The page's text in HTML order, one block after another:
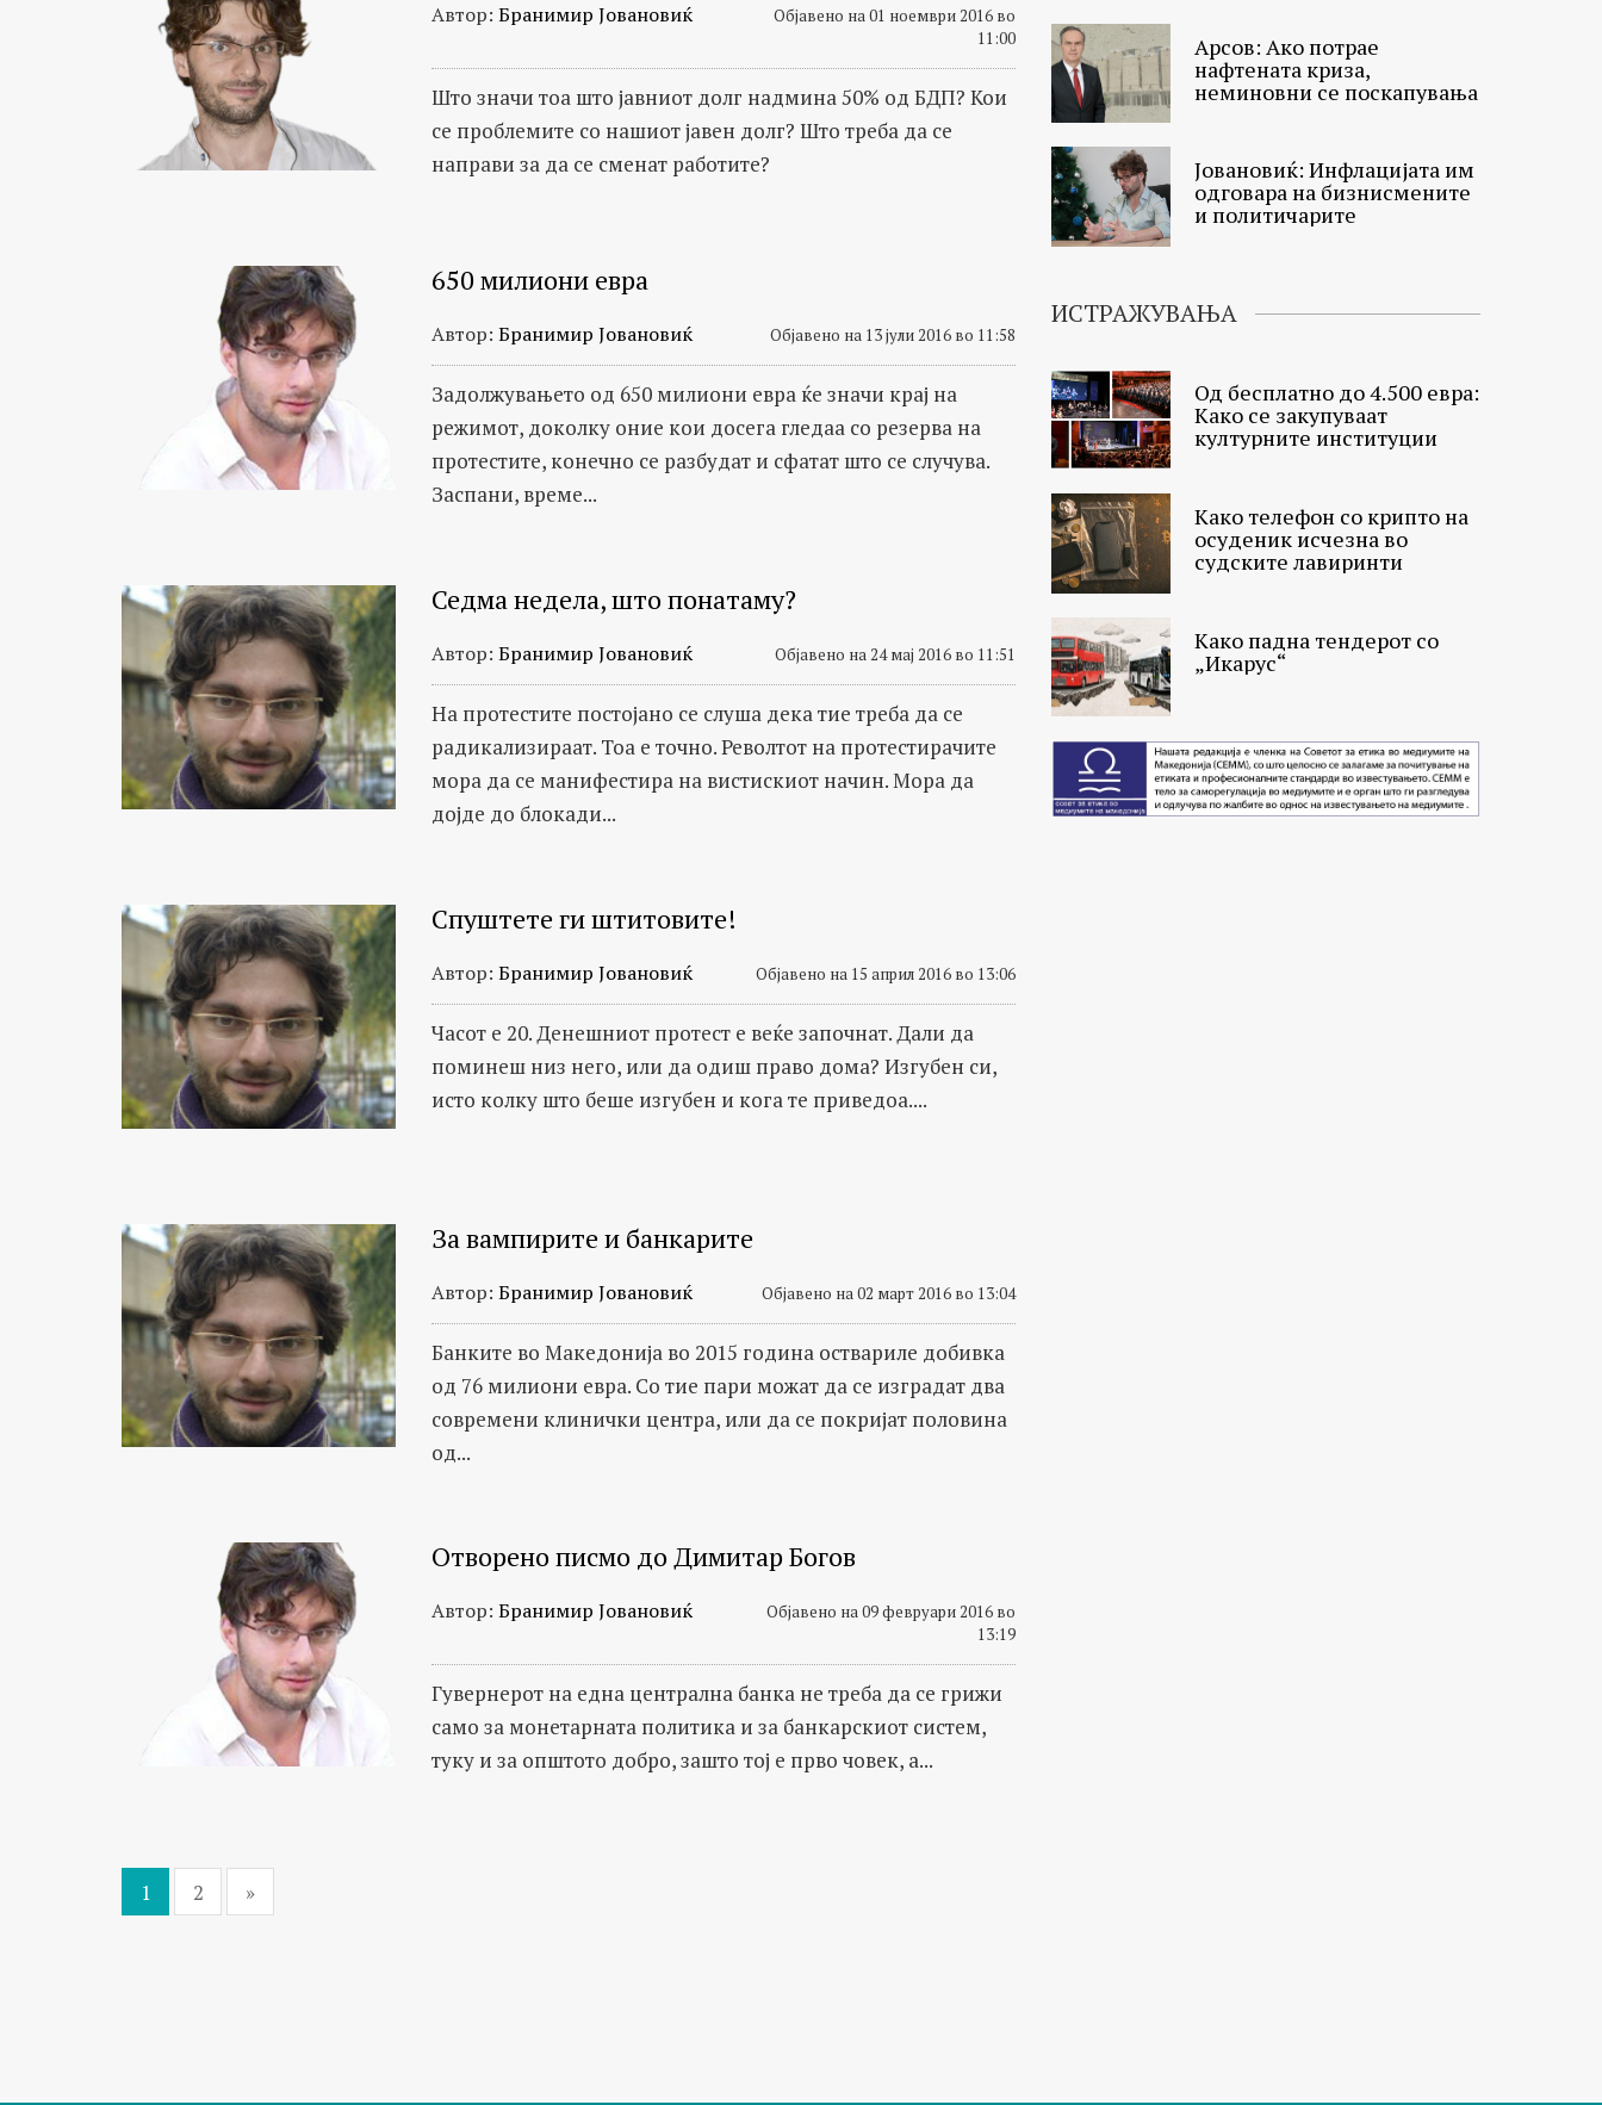
Автор: Бранимир Јовановиќ
Објавено на 01 ноември 2016 во
11:00
Што значи тоа што јавниот долг надмина 50% од БДП? Кои
се проблемите со нашиот јавен долг? Што треба да се
направи за да се сменат работите?
650 милиони евра
Автор: Бранимир Јовановиќ Објавено на 13 јули 2016 во 11:58
Задолжувањето од 650 милиони евра ќе значи крај на
режимот, доколку оние кои досега гледаа со резерва на
протестите, конечно се разбудат и сфатат што се случува.
Заспани, време...
Седма недела, што понатаму?
Автор: Бранимир Јовановиќ Објавено на 24 мај 2016 во 11:51
На протестите постојано се слуша дека тие треба да се
радикализираат. Тоа е точно. Револтот на протестирачите
мора да се манифестира на вистискиот начин. Мора да
дојде до блокади...
Спуштете ги штитовите!
Автор: Бранимир Јовановиќ Објавено на 15 април 2016 во 13:06
Часот е 20. Денешниот протест е веќе започнат. Дали да
поминеш низ него, или да одиш право дома? Изгубен си,
исто колку што беше изгубен и кога те приведоа....
За вампирите и банкарите
Автор: Бранимир Јовановиќ Објавено на 02 март 2016 во 13:04
Банките во Македонија во 2015 година оствариле добивка
од 76 милиони евра. Со тие пари можат да се изградат два
современи клинички центра, или да се покријат половина
од...
Отворено писмо до Димитар Богов
Автор: Бранимир Јовановиќ
Објавено на 09 февруари 2016 во
13:19
Гувернерот на една централна банка не треба да се грижи
само за монетарната политика и за банкарскиот систем,
туку и за општото добро, зашто тој е прво човек, а...
1 2 »
Арсов: Ако потрае
нафтената криза,
неминовни се поскапувања
Јовановиќ: Инфлацијата им
одговара на бизнисмените
и политичарите
ИСТРАЖУВАЊА
Од бесплатно до 4.500 евра:
Како се закупуваат
културните институции
Како телефон со крипто на
осуденик исчезна во
судските лавиринти
Како падна тендерот со
„Икарус“